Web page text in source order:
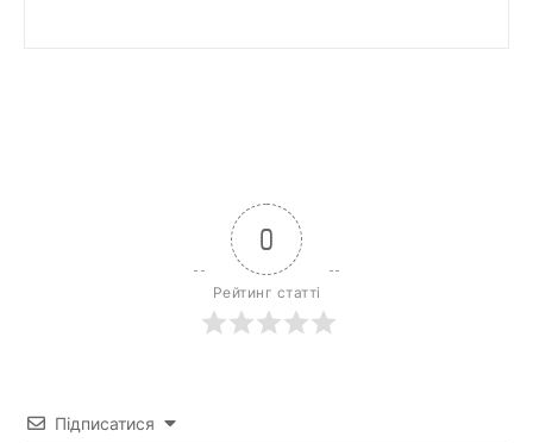
0
Рейтинг статті
Підписатися